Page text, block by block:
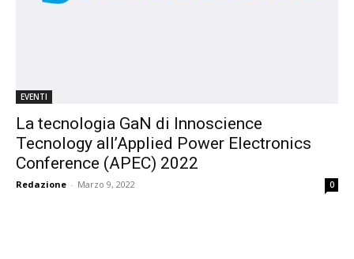
EVENTI
La tecnologia GaN di Innoscience
Tecnology all’Applied Power Electronics
Conference (APEC) 2022
Redazione - Marzo 9, 2022 0